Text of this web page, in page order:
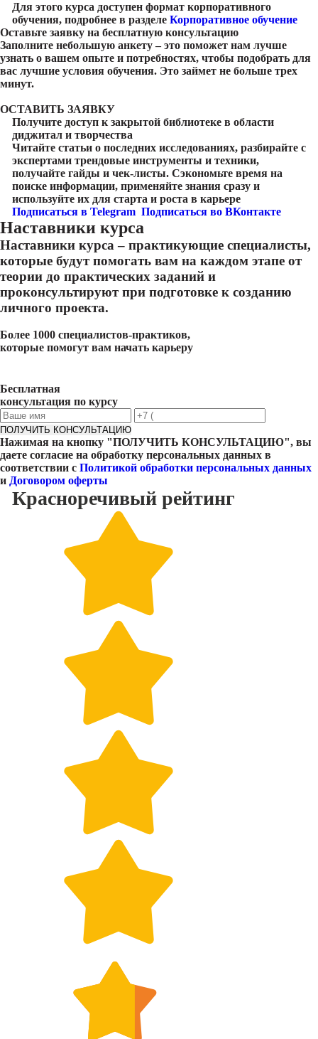
Для этого курса доступен формат корпоративного
обучения, подробнее в разделе Корпоративное обучение
Оставьте заявку на бесплатную консультацию
Заполните небольшую анкету – это поможет нам лучше
узнать о вашем опыте и потребностях, чтобы подобрать для
вас лучшие условия обучения. Это займет не больше трех
минут.
ОСТАВИТЬ ЗАЯВКУ
Получите доступ к закрытой библиотекев области
диджитал и творчества
Читайте статьи о последних исследованиях, разбирайте с
экспертами трендовые инструменты и техники,
получайте гайды и чек-листы. Сэкономьте время на
поиске информации, применяйте знания сразу и
используйте их для старта и роста в карьере
Подписаться в Telegram Подписаться во ВКонтакте
Наставники курса
Наставники курса – практикующие специалисты,
которые будут помогать вам на каждом этапе от
теории до практических заданий и
проконсультируют при подготовке к созданию
личного проекта.
Более 1000 специалистов-практиков,
которые помогут вам начать карьеру
Бесплатная
консультация по курсу
ПОЛУЧИТЬ КОНСУЛЬТАЦИЮ
Нажимая на кнопку "ПОЛУЧИТЬ КОНСУЛЬТАЦИЮ", вы
даете согласие на обработку персональных данных в
соответствии с Политикой обработки персональных данных
и Договором оферты
Красноречивый рейтинг